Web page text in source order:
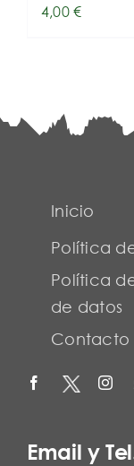
4,00€
Inicio
Política
Política
de datos
Contacto
Email y